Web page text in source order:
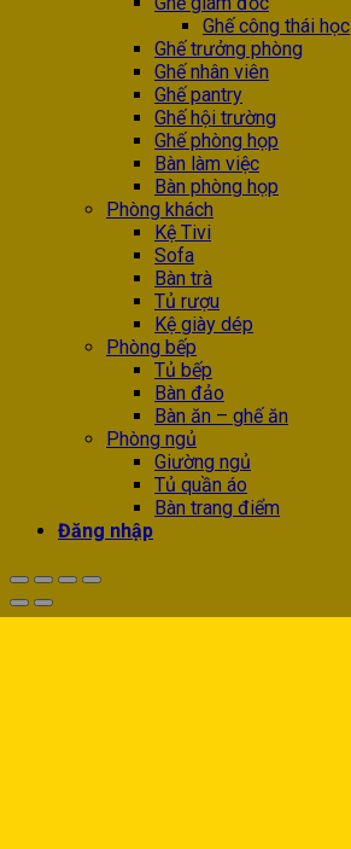
Ghế công thái học
Ghế trưởng phòng
Ghế nhân viên
Ghế pantry
Ghế hội trường
Ghế phòng họp
Bàn làm việc
Bàn phòng họp
Phòng khách
Kệ Tivi
Sofa
Bàn trà
Tủ rượu
Kệ giày dép
Phòng bếp
Tủ bếp
Bàn đảo
Bàn ăn – ghế ăn
Phòng ngủ
Giường ngủ
Tủ quần áo
Bàn trang điểm
Đăng nhập